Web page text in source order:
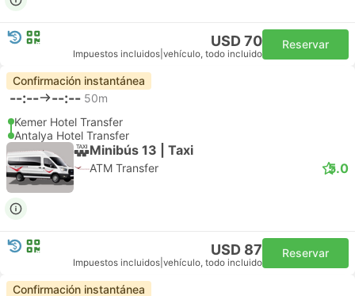
USD 70
Impuestos incluidos vehículo, todo incluido
Reservar
Confirmación instantánea
--:-- --:-- 50m
Kemer Hotel Transfer
Antalya Hotel Transfer
Minibús 13 | Taxi
ATM Transfer 5.0
USD 87
Impuestos incluidos vehículo, todo incluido
Reservar
Confirmación instantánea